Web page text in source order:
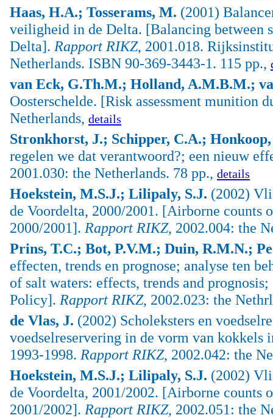
Haas, H.A.; Tosserams, M. (2001)
veiligheid in de Delta. [Balancing between
Delta]. Rapport RIKZ, 2001.018.
Netherlands. ISBN 90-369-3443-1. 115 pp.,
van Eck, G.Th.M.; Holland, A.M.B.M.;
Oosterschelde. [Risk assessment munition
Netherlands, details
Stronkhorst, J.; Schipper, C.A.;
regelen we dat verantwoord?; een nieuw
2001.030: the Netherlands. 78 pp., details
Hoekstein, M.S.J.; Lilipaly, S.J. (2002)
de Voordelta, 2000/2001. [Airborne counts
2000/2001]. Rapport RIKZ, 2002.004: the
Prins, T.C.; Bot, P.V.M.; Duin, R.M.N.;
effecten, trends en prognose; analyse ten
of salt waters: effects, trends and
Policy]. Rapport RIKZ, 2002.023: the
de Vlas, J. (2002) Scholeksters en
voedselreservering in de vorm van kokkels
1993-1998. Rapport RIKZ, 2002.042: the
Hoekstein, M.S.J.; Lilipaly, S.J. (2002)
de Voordelta, 2001/2002. [Airborne counts
2001/2002]. Rapport RIKZ, 2002.051: the